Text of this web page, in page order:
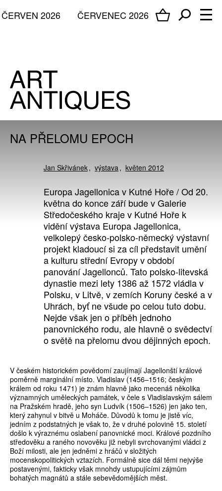
ČERVENEC 2026
ČERVEN 2026
NA PŘELOMU EPOCH
Jan Skřivánek výstava květen 2012
Europa Jagellonica v Kutné Hoře / Od 20.
května do konce září bude v Galerie
Středočeského kraje v Kutné Hoře k
vidění výstava Europa Jagellonica,
velkolepý česko-polsko-německý výstavní
projekt kladoucí si za cíl představit umění
a kulturu střední Evropy v období
panování Jagellonců. Tato polsko-litevská
dynastie mezi lety 1386 až 1572 vládla v
Polsku, v Litvě, v zemích Koruny české a v
Uhrách, byť ne všude po celou tuto dobu.
Nejde však jen o příběh jednoho
panovnického rodu, ale hlavně o svědectví
o světě na přelomu dvou dějinných epoch.
V českém historickém povědomí zaujímají Jagellonští králové
poměrně marginální místo. Vladislav (1456–1516; českým
králem od roku 1471) je znám hlavně jako mecenáš několika
významných uměleckých památek, v čele s Vladislavským sálem
na Pražském hradě, jeho syn Ludvík (1506–1526) jen jako ten,
který zahynul v bitvě u Moháče. Důvodů k tomu je jistě víc,
jedním z podstatných je však to, že v druhé polovině 15. století
došlo k výraznému oslabení panovnické moci. Králové pozdního
středověku a raného novověku již nebyli svrchovanými vládci z
Boží milosti, ale jen jedněmi z hráčů v složitých
mocenskopolitických vztazích. Formálně sice dál těmi nejvýše
postavenými, fakticky však mnohdy ustupujícími zájmům
bohatých magnátů a stále sebevědomějších měst.